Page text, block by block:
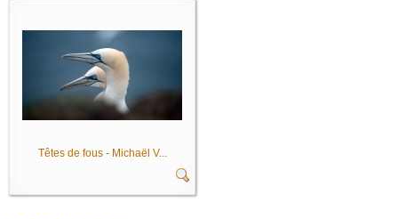
Têtes de fous - Michaël V...